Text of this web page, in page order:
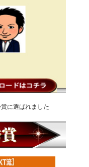
に選ばれました